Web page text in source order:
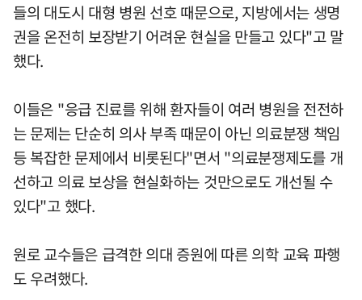
들의 대도시 대형 병원 선호 때문으로, 지방에서는 생명
권을 온전히 보장받기 어려운 현실을 만들고 있다"고 말
했다.
이들은 "응급 진료를 위해 환자들이 여러 병원을 전전하
는 문제는 단순히 의사 부족 때문이 아닌 의료분쟁 책임
등 복잡한 문제에서 비롯된다"면서 "의료분쟁제도를 개
선하고 의료 보상을 현실화하는 것만으로도 개선될 수
있다"고 했다.
원로 교수들은 급격한 의대 증원에 따른 의학 교육 파행
도 우려했다.